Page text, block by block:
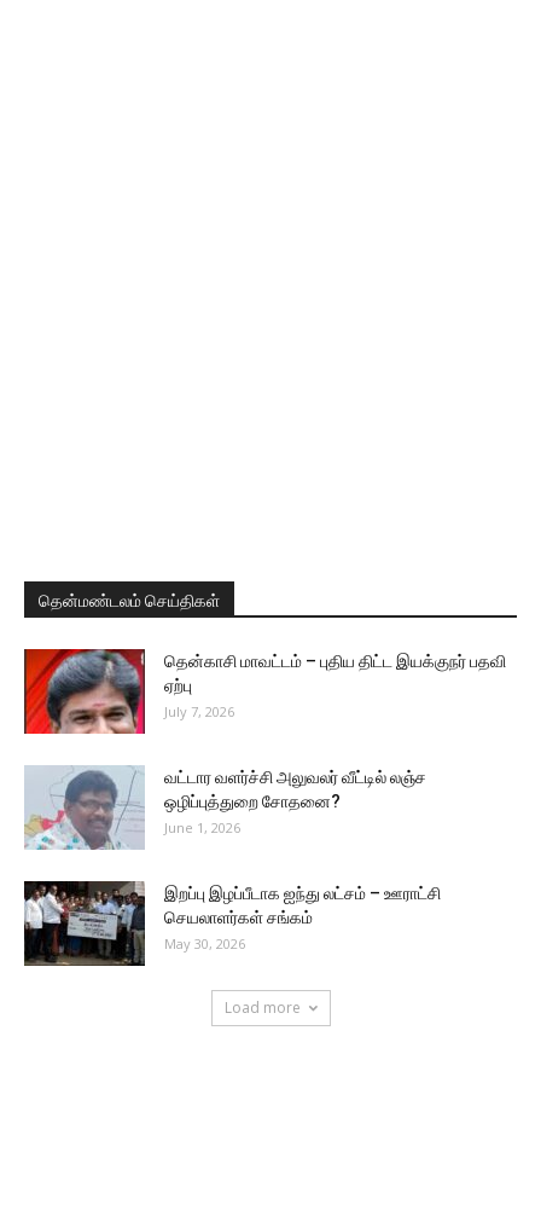
தென்மண்டலம் செய்திகள்
தென்காசி மாவட்டம் – புதிய திட்ட இயக்குநர் பதவி
ஏற்பு
July 7, 2026
வட்டார வளர்ச்சி அலுவலர் வீட்டில் லஞ்ச
ஒழிப்புத்துறை சோதனை?
June 1, 2026
இறப்பு இழப்பீடாக ஐந்து லட்சம் – ஊராட்சி
செயலாளர்கள் சங்கம்
May 30, 2026
Load more